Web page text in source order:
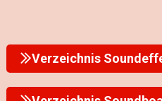
Verzeichnis